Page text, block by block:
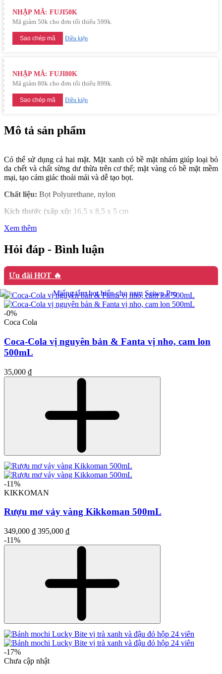
NHẬP MÃ: FUJI50K
Mã giảm 50k cho đơn tối thiểu 599k.
Sao chép mã Điều kiện
NHẬP MÃ: FUJI80K
Mã giảm 80k cho đơn tối thiểu 899k.
Sao chép mã Điều kiện
Mô tả sản phẩm
Có thể sử dụng cả hai mặt. Mặt xanh có bề mặt nhám giúp loại bỏ
da chết và chất sừng dư thừa trên cơ thể; mặt vàng có bề mặt mềm
mại, tạo cảm giác thoải mái và dễ tạo bọt.
Chất liệu: Bọt Polyurethane, nylon
Kích thước (xấp xỉ): 16,5 x 8,5 x 5 cm
Xem thêm
Hỏi đáp - Bình luận
Ưu đãi HOT 🔥
-0%
Coca Cola
Coca-Cola vị nguyên bản & Fanta vị nho, cam lon
500mL
35,000 ₫
-11%
KIKKOMAN
Rượu mơ vảy vàng Kikkoman 500mL
349,000 ₫ 395,000 ₫
-11%
-17%
Chưa cập nhật